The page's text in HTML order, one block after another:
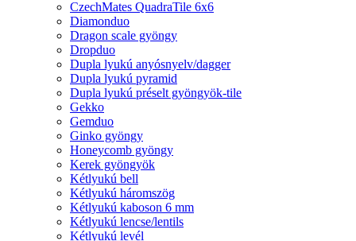
CzechMates QuadraTile 6x6
Diamonduo
Dragon scale gyöngy
Dropduo
Dupla lyukú anyósnyelv/dagger
Dupla lyukú pyramid
Dupla lyukú préselt gyöngyök-tile
Gekko
Gemduo
Ginko gyöngy
Honeycomb gyöngy
Kerek gyöngyök
Kétlyukú bell
Kétlyukú háromszög
Kétlyukú kaboson 6 mm
Kétlyukú lencse/lentils
Kétlyukú levél